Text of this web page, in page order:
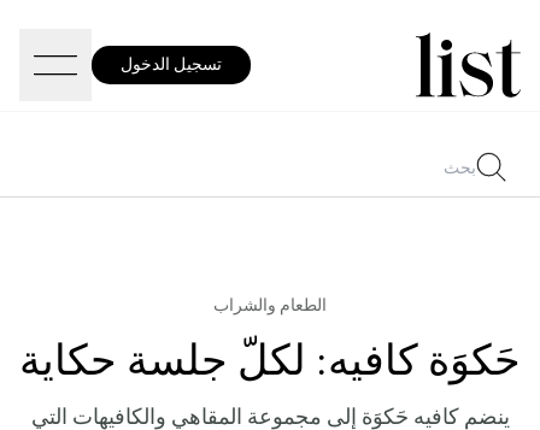
تسجيل الدخول
الطعام والشراب
حَكوَة كافيه: لكلّ جلسة حكاية
ينضم كافيه حَكوَة إلى مجموعة المقاهي والكافيهات التي